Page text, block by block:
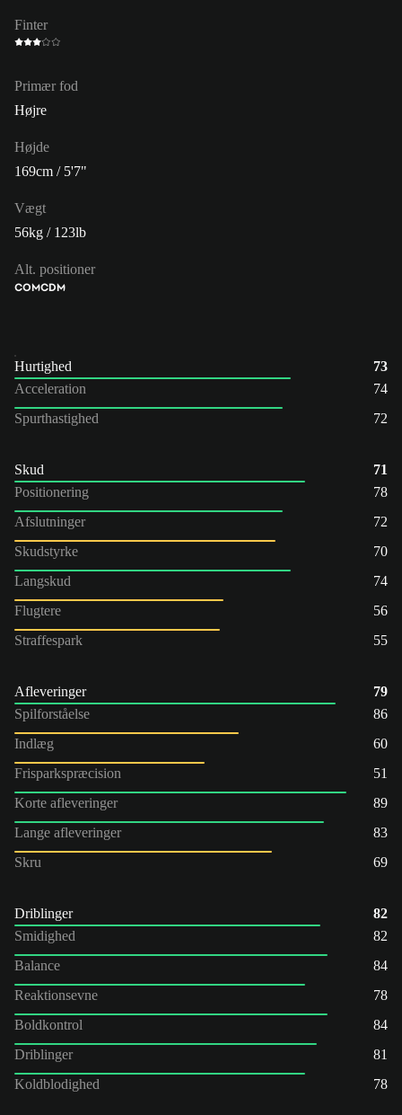
Finter
Primær fod
Højre
Højde
169cm / 5'7"
Vægt
56kg / 123lb
Alt. positioner
COMCDM
Hurtighed
73
Acceleration
74
Spurthastighed
72
Skud
71
Positionering
78
Afslutninger
72
Skudstyrke
70
Langskud
74
Flugtere
56
Straffespark
55
Afleveringer
79
Spilforståelse
86
Indlæg
60
Frisparkspræcision
51
Korte afleveringer
89
Lange afleveringer
83
Skru
69
Driblinger
82
Smidighed
82
Balance
84
Reaktionsevne
78
Boldkontrol
84
Driblinger
81
Koldblodighed
78